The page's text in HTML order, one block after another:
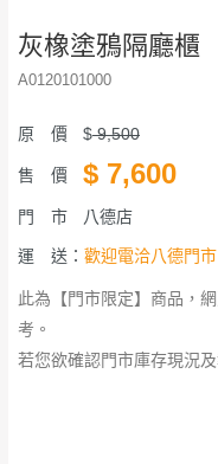
灰橡塗鴉隔廳櫃
A0120101000
原 價 $9,500
售 價 $ 7,600
門 市 八德店
運 送： 歡迎電洽八德門
此為【門市限定】商品，
考。
若您欲確認門市庫存現況